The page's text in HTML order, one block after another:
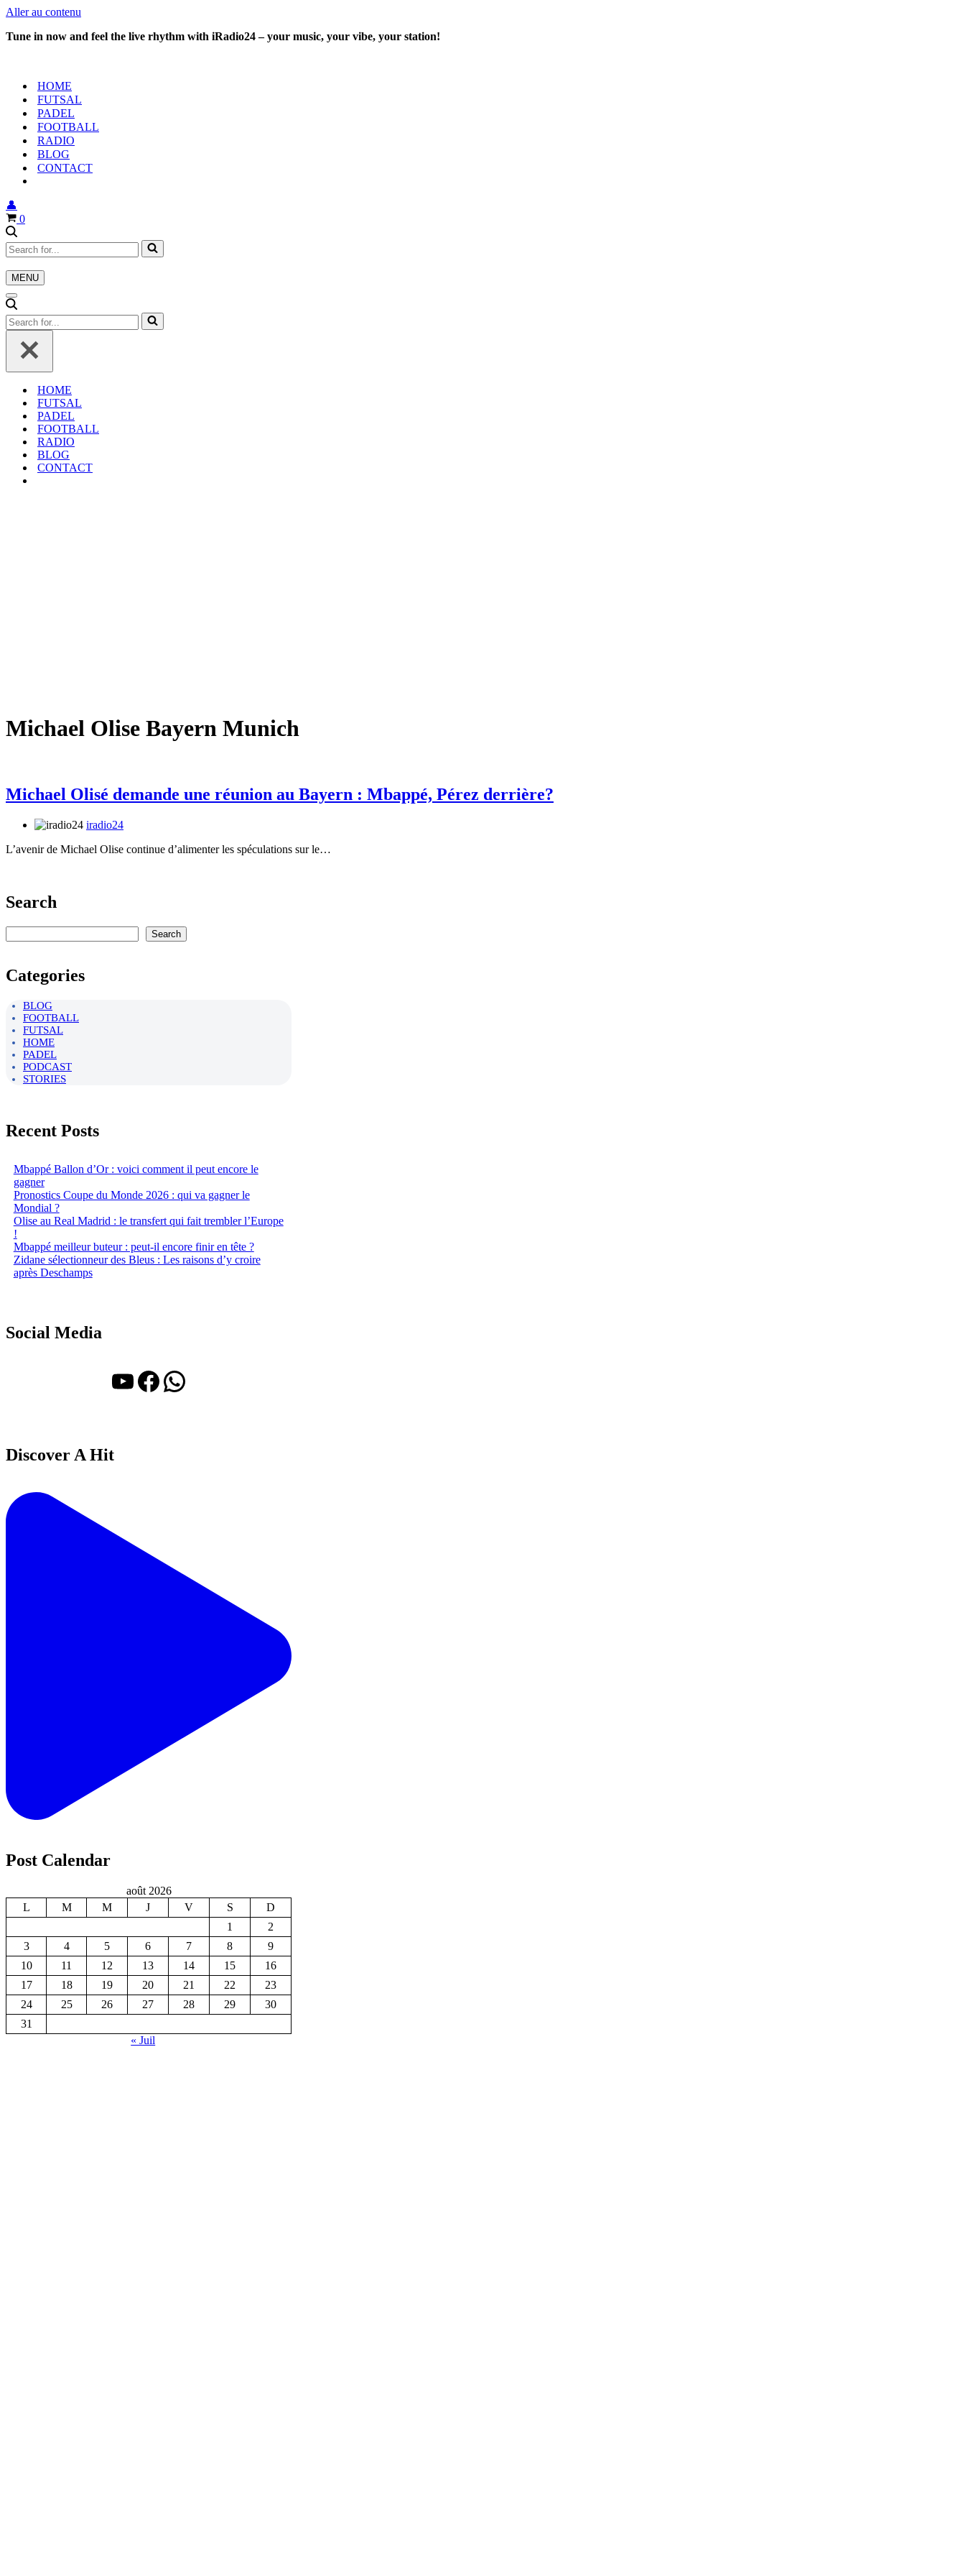
Aller au contenu
Tune in now and feel the live rhythm with iRadio24 – your music, your vibe, your station!
HOME
FUTSAL
PADEL
FOOTBALL
RADIO
BLOG
CONTACT
👤
Panier
0
Rechercher...
MENU
Menu
Menu
de
navigation
Rechercher...
HOME
FUTSAL
PADEL
FOOTBALL
RADIO
BLOG
CONTACT
Michael Olise Bayern Munich
Michael Olisé demande une réunion au Bayern : Mbappé, Pérez derrière?
iradio24
L’avenir de Michael Olise continue d’alimenter les spéculations sur le…
Search
Search
Categories
BLOG
FOOTBALL
FUTSAL
HOME
PADEL
PODCAST
STORIES
Recent Posts
Mbappé Ballon d’Or : voici comment il peut encore le
gagner
Pronostics Coupe du Monde 2026 : qui va gagner le
Mondial ?
Olise au Real Madrid : le transfert qui fait trembler l’Europe
!
Mbappé meilleur buteur : peut-il encore finir en tête ?
Zidane sélectionneur des Bleus : Les raisons d’y croire
après Deschamps
Social Media
YouTube
Facebook
WhatsApp
Discover A Hit
Post Calendar
août 2026
L
M M J V S
D
1
2
3
4 5 6 7 8
9
10
11 12 13 14 15
16
17
18 19 20 21 22
23
24
25 26 27 28 29
30
31
« Juil